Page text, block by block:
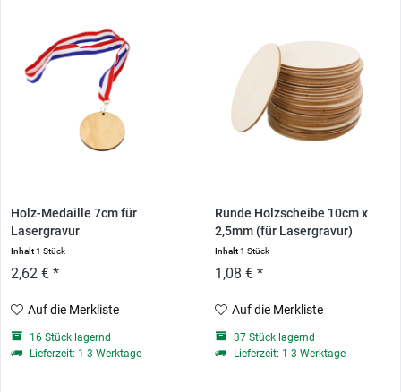
Holz-Medaille 7cm für
Lasergravur
Inhalt1 Stück
2,62 € *
Auf die Merkliste
16 Stück lagernd
Lieferzeit: 1-3 Werktage
Runde Holzscheibe 10cm x
2,5mm (für Lasergravur)
Inhalt1 Stück
1,08 € *
Auf die Merkliste
37 Stück lagernd
Lieferzeit: 1-3 Werktage